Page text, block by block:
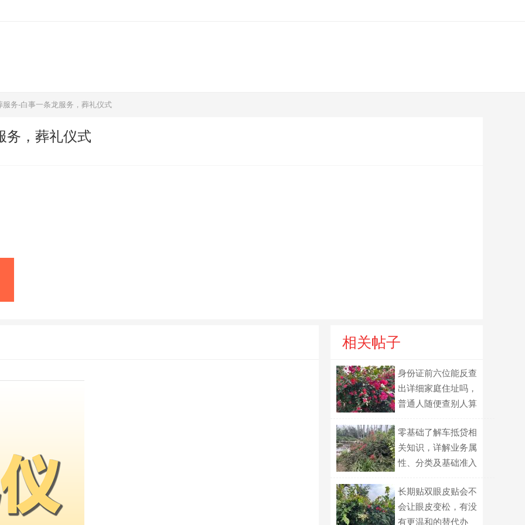
服务-白事一条龙服务，葬礼仪式
务，葬礼仪式
相关帖子
身份证前六位能反查
出详细家庭住址吗，
普通人随便查别人算
零基础了解车抵贷相
关知识，详解业务属
性、分类及基础准入
长期贴双眼皮贴会不
会让眼皮变松，有没
有更温和的替代办